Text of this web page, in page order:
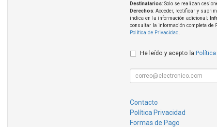
Destinatarios: Solo se realizan
Derechos: Acceder, rectificar y
indica en la información adicional;
consultar la información completa de
Política de Privacidad.
He leído y acepto la Política
Contacto
Política Privacidad
Formas de Pago